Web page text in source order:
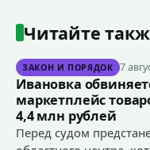
Читайте
ЗАКОН И ПОРЯДОК 7
Ивановка
маркетплейс
4,4 млн рублей
Перед судом